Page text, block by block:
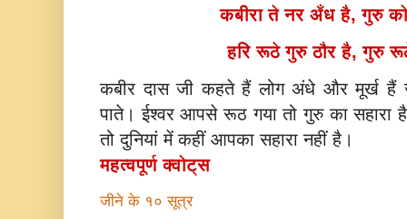
कबीरा ते नर अँध है, गुरु
हरि रूठे गुरु ठौर है, गुरु
कबीर दास जी कहते हैं लोग अंधे और मूर्ख हैं
पाते। ईश्वर आपसे रूठ गया तो गुरु का
तो दुनियां में कहीं आपका सहारा नहीं है।
महत्वपूर्ण क्वोट्स
जीने के १० सूत्र